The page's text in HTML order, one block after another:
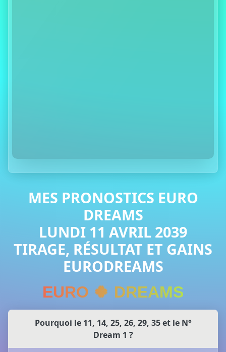
MES PRONOSTICS EURO
DREAMS
LUNDI 11 AVRIL 2039
TIRAGE, RÉSULTAT ET GAINS
EURODREAMS
EURO 🍀 DREAMS
Pourquoi le 11, 14, 25, 26, 29, 35 et le N°
Dream 1 ?